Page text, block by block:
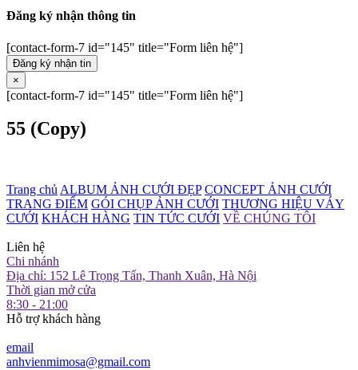
Đăng ký nhận thông tin
[contact-form-7 id="145" title="Form liên hệ"]
Đăng ký nhận tin
×
[contact-form-7 id="145" title="Form liên hệ"]
55 (Copy)
Trang chủ ALBUM ẢNH CƯỚI ĐẸP CONCEPT ẢNH CƯỚI
TRANG ĐIỂM GÓI CHỤP ẢNH CƯỚI THƯƠNG HIỆU VÁY
CƯỚI KHÁCH HÀNG TIN TỨC CƯỚI VỀ CHÚNG TÔI
Liên hệ
Chi nhánh
Địa chỉ: 152 Lê Trọng Tấn, Thanh Xuân, Hà Nội
Thời gian mở cửa
8:30 - 21:00
Hỗ trợ khách hàng
email
anhvienmimosa@gmail.com